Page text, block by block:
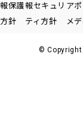
報保護
方針
報セキュリ
ティ方針
ア
メ
© Copyright